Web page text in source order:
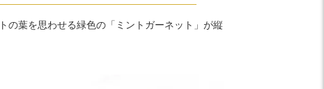
の葉を思わせる緑色の「ミントガーネット」が縦